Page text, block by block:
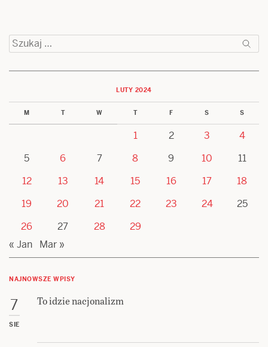
Szukaj:
LUTY 2024
M T W T F S S
1 2 3
4
5
6 7 8 9 10
11
12
13 14 15 16 17
18
19
20 21 22 23 24
25
26
27 28
29
« Jan
Mar »
NAJNOWSZE WPISY
7
SIE
To idzie nacjonalizm